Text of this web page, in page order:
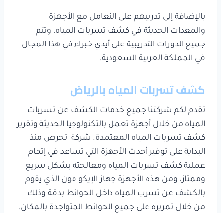
بالإضافة إلى تدريبهم على التعامل مع الأجهزة
والمعدات الحديثة في كشف تسربات المياه، وتتم
جميع الدورات التدريبية على أيدي خبراء في هذا المجال
في المملكة العربية السعودية.
كشف تسربات المياه بالرياض
تقدم لكم شركتنا جميع خدمات الكشف عن تسربات
المياه من خلال أجهزة تعمل بالتكنولوجيا الحديثة وتقرير
كشف تسربات المياه المعتمدة. شركة تحرص منذ
البداية على توفير أحدث الأجهزة التي تساعد في إتمام
عملية كشف تسربات المياه ومعالجته بشكل سريع
وممتاز، ومن هذه الأجهزة جهاز الإيكو فون الذي يقوم
بالكشف عن تسرب المياه داخل الحوائط بدقة وذلك
من خلال تمريره على جميع الحوائط المتواجدة بالمكان.